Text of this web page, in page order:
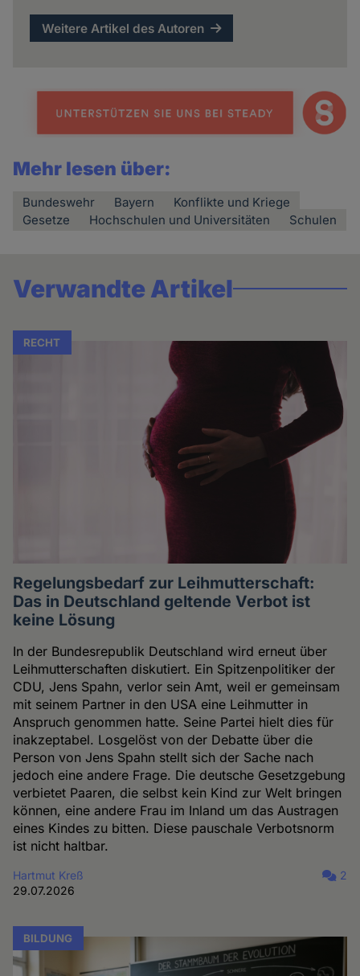
Weitere Artikel des Autoren
Mehr lesen über:
Bundeswehr Bayern
Konflikte und Kriege
Gesetze
Hochschulen und Universitäten Schulen
Verwandte Artikel
RECHT
Regelungsbedarf zur Leihmutterschaft:
Das in Deutschland geltende Verbot ist
keine Lösung
In der Bundesrepublik Deutschland wird erneut über
Leihmutterschaften diskutiert. Ein Spitzenpolitiker der
CDU, Jens Spahn, verlor sein Amt, weil er gemeinsam
mit seinem Partner in den USA eine Leihmutter in
Anspruch genommen hatte. Seine Partei hielt dies für
inakzeptabel. Losgelöst von der Debatte über die
Person von Jens Spahn stellt sich der Sache nach
jedoch eine andere Frage. Die deutsche Gesetzgebung
verbietet Paaren, die selbst kein Kind zur Welt bringen
können, eine andere Frau im Inland um das Austragen
eines Kindes zu bitten. Diese pauschale Verbotsnorm
ist nicht haltbar.
Hartmut Kreß
29.07.2026
2
BILDUNG